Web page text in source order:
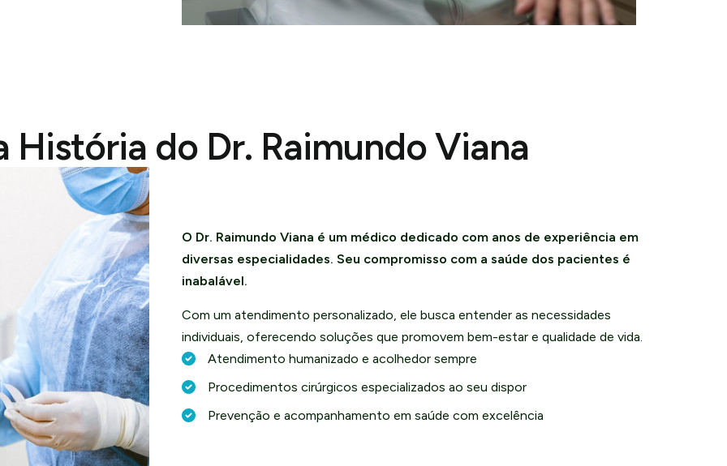
História do Dr. Raimundo Viana
O Dr. Raimundo Viana é um médico dedicado com anos de experiência em
diversas especialidades. Seu compromisso com a saúde dos pacientes é
inabalável.
Com um atendimento personalizado, ele busca entender as necessidades
individuais, oferecendo soluções que promovem bem-estar e qualidade de vida.
Atendimento humanizado e acolhedor sempre
Procedimentos cirúrgicos especializados ao seu dispor
Prevenção e acompanhamento em saúde com excelência